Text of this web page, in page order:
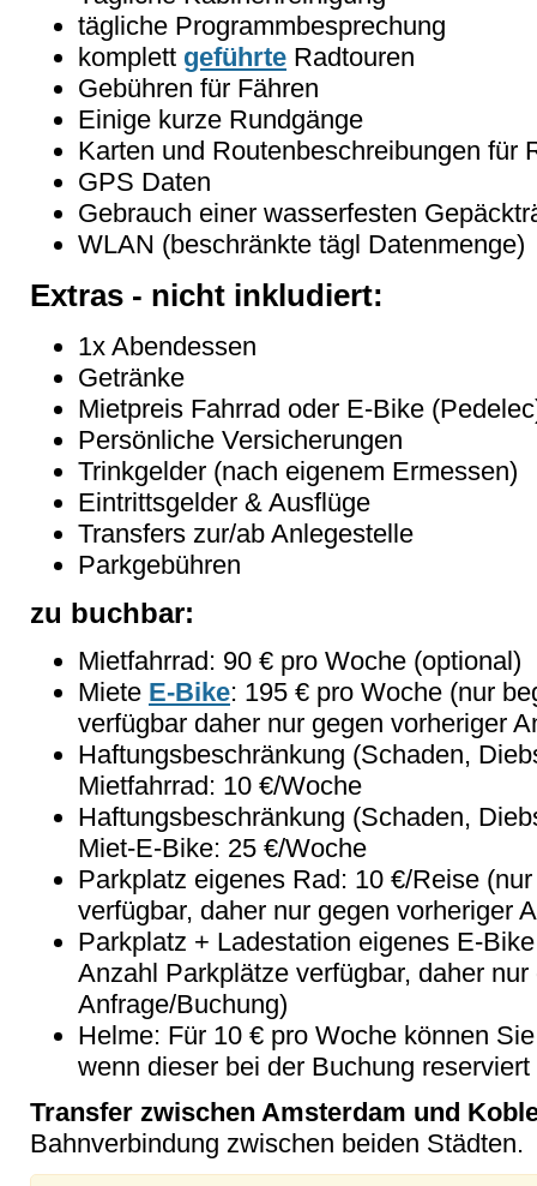
tägliche Programmbesprechung
komplett geführte Radtouren
Gebühren für Fähren
Einige kurze Rundgänge
Karten und Routenbeschreibungen für
GPS Daten
Gebrauch einer wasserfesten
WLAN (beschränkte tägl Datenmenge)
Extras - nicht inkludiert:
1x Abendessen
Getränke
Mietpreis Fahrrad oder E-Bike
Persönliche Versicherungen
Trinkgelder (nach eigenem Ermessen)
Eintrittsgelder & Ausflüge
Transfers zur/ab Anlegestelle
Parkgebühren
zu buchbar:
Mietfahrrad: 90 € pro Woche (optional)
Miete E-Bike: 195 € pro Woche (nur
verfügbar daher nur gegen vorheriger
Haftungsbeschränkung (Schaden,
Mietfahrrad: 10 €/Woche
Haftungsbeschränkung (Schaden,
Miet-E-Bike: 25 €/Woche
Parkplatz eigenes Rad: 10 €/Reise
verfügbar, daher nur gegen vorheriger
Parkplatz + Ladestation eigenes E-
Anzahl Parkplätze verfügbar, daher
Anfrage/Buchung)
Helme: Für 10 € pro Woche können
wenn dieser bei der Buchung
Transfer zwischen Amsterdam und
Bahnverbindung zwischen beiden Städten.